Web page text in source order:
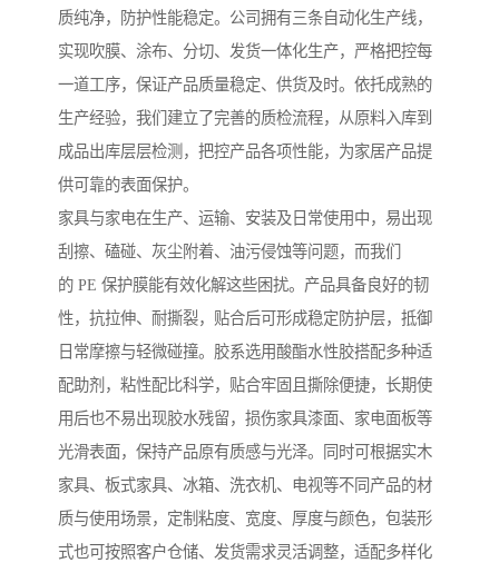
质纯净，防护性能稳定。公司拥有三条自动化生产线，
实现吹膜、涂布、分切、发货一体化生产，严格把控每
一道工序，保证产品质量稳定、供货及时。依托成熟的
生产经验，我们建立了完善的质检流程，从原料入库到
成品出库层层检测，把控产品各项性能，为家居产品提
供可靠的表面保护。
家具与家电在生产、运输、安装及日常使用中，易出现
刮擦、磕碰、灰尘附着、油污侵蚀等问题，而我们
的 PE 保护膜能有效化解这些困扰。产品具备良好的韧
性，抗拉伸、耐撕裂，贴合后可形成稳定防护层，抵御
日常摩擦与轻微碰撞。胶系选用酸酯水性胶搭配多种适
配助剂，粘性配比科学，贴合牢固且撕除便捷，长期使
用后也不易出现胶水残留，损伤家具漆面、家电面板等
光滑表面，保持产品原有质感与光泽。同时可根据实木
家具、板式家具、冰箱、洗衣机、电视等不同产品的材
质与使用场景，定制粘度、宽度、厚度与颜色，包装形
式也可按照客户仓储、发货需求灵活调整，适配多样化